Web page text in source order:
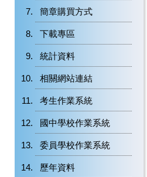
簡章購買方式
下載專區
統計資料
相關網站連結
考生作業系統
國中學校作業系統
委員學校作業系統
歷年資料